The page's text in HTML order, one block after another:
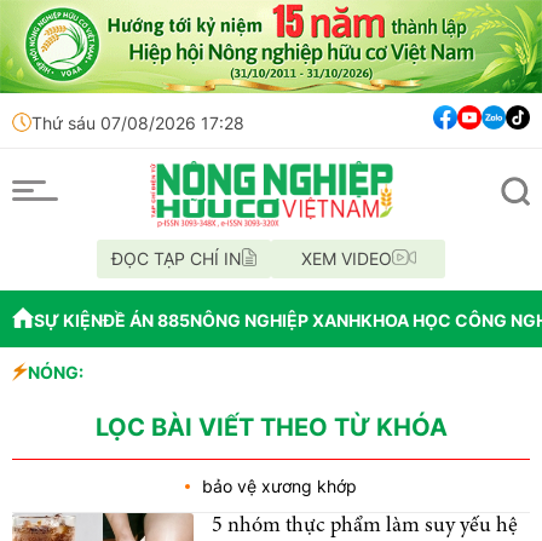
Thứ sáu 07/08/2026 17:28
ĐỌC TẠP CHÍ IN XEM VIDEO
SỰ KIỆNĐỀ ÁN 885NÔNG NGHIỆP XANHKHOA HỌC CÔNG
NÓNG:
nghiệp sinh học
rừng để cấp GCNQSDĐ
LỌC BÀI VIẾT THEO TỪ KHÓA
bảo vệ xương khớp
5 nhóm thực phẩm làm suy yếu hệ